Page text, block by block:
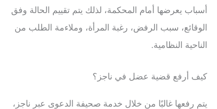
أسباب يعرضها أمام المحكمة، لذلك يتم تقييم الحالة وفق
الوقائع، سبب الرفض، رغبة المرأة، وملاءمة الطلب من
الناحية النظامية.
كيف أرفع قضية عضل في ناجز؟
يتم رفعها غالبًا من خلال خدمة صحيفة الدعوى عبر ناجز،